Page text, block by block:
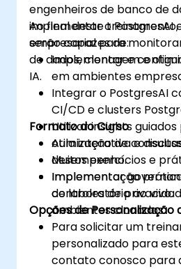
engenheiros de banco de
implementar o PostgresAI
empresarial para
de dados, clonagem e
IA.
Ao final deste
serão capazes de:
Implementar e
em ambientes
Integrar o PostgresAI
CI/CD e clusters
Utilizar insights
otimização de
desempenho.
Implementar
controles de
ambientes clonados.
Formato do Curso
Aula interativa e
Muitos exercícios e
Implementação
de laboratório ao vivo.
Opções de Personalização
Para solicitar um
personalizado para
contato conosco para